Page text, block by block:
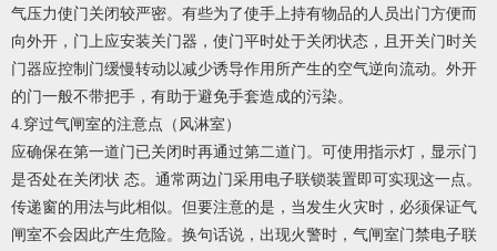
气压力使门关闭较严密。有些为了使手上持有物品的人员出门方便而
向外开，门上应安装关门器，使门平时处于关闭状态，且开关门时关
门器应控制门缓慢转动以减少诱导作用所产生的空气逆向流动。外开
的门一般不带把手，有助于避免手套造成的污染。
4.穿过气闸室的注意点（风淋室）
应确保在第一道门已关闭时再通过第二道门。可使用指示灯，显示门
是否处在关闭状 态。通常两边门采用电子联锁装置即可实现这一点。
传递窗的用法与此相似。但要注意的是，当发生火灾时，必须保证气
闸室不会因此产生危险。换句话说，出现火警时，气闸室门禁电子联